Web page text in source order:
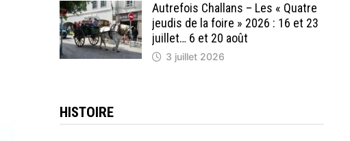
Autrefois Challans – Les « Quatre
jeudis de la foire » 2026 : 16 et 23
juillet… 6 et 20 août
3 juillet 2026
HISTOIRE